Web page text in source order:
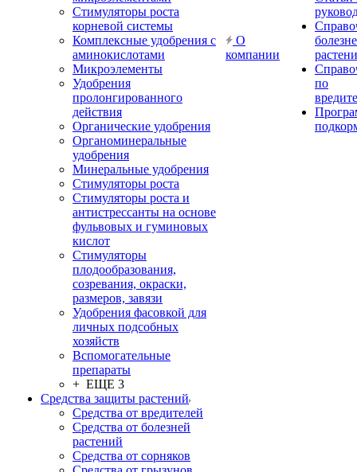
Стимуляторы роста
корневой системы
Комплексные удобрения с
аминокислотами
Микроэлементы
Удобрения
пролонгированного
действия
Органические удобрения
Органоминеральные
удобрения
Минеральные удобрения
Стимуляторы роста
Стимуляторы роста и
антистрессанты на основе
фульвовых и гуминовых
кислот
Стимуляторы
плодообразования,
созревания, окраски,
размеров, завязи
Удобрения фасовкой для
личных подсобных
хозяйств
Вспомогательные
препараты
+ ЕЩЕ 3
Средства защиты растений
Средства от вредителей
Средства от болезней
растений
Средства от сорняков
О
компании
по